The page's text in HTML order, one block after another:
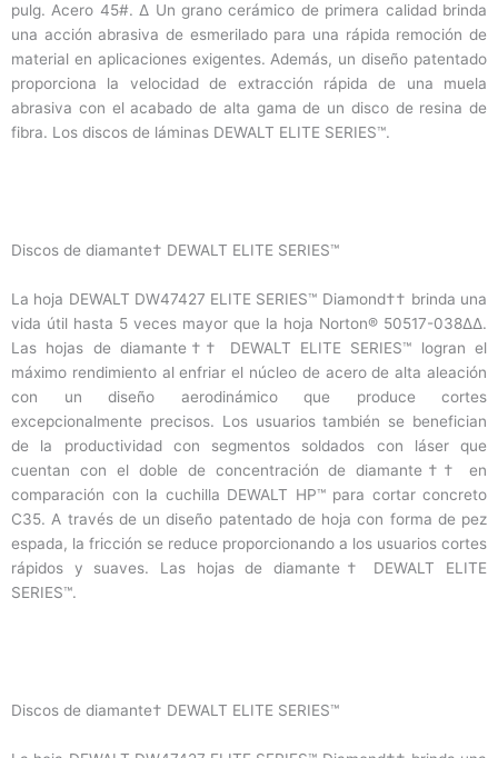
pulg. Acero 45#. ∆ Un grano cerámico de primera calidad brinda
una acción abrasiva de esmerilado para una rápida remoción de
material en aplicaciones exigentes. Además, un diseño patentado
proporciona la velocidad de extracción rápida de una muela
abrasiva con el acabado de alta gama de un disco de resina de
fibra. Los discos de láminas DEWALT ELITE SERIES™.
Discos de diamante† DEWALT ELITE SERIES™
La hoja DEWALT DW47427 ELITE SERIES™ Diamond†† brinda una
vida útil hasta 5 veces mayor que la hoja Norton® 50517-038∆∆.
Las hojas de diamante†† DEWALT ELITE SERIES™ logran el
máximo rendimiento al enfriar el núcleo de acero de alta aleación
con un diseño aerodinámico que produce cortes
excepcionalmente precisos. Los usuarios también se benefician
de la productividad con segmentos soldados con láser que
cuentan con el doble de concentración de diamante†† en
comparación con la cuchilla DEWALT HP™ para cortar concreto
C35. A través de un diseño patentado de hoja con forma de pez
espada, la fricción se reduce proporcionando a los usuarios cortes
rápidos y suaves. Las hojas de diamante† DEWALT ELITE
SERIES™.
Discos de diamante† DEWALT ELITE SERIES™